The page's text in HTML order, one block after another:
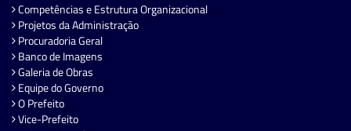
Competências e Estrutura Organizacional
Projetos da Administração
Procuradoria Geral
Banco de Imagens
Galeria de Obras
Equipe do Governo
O Prefeito
Vice-Prefeito